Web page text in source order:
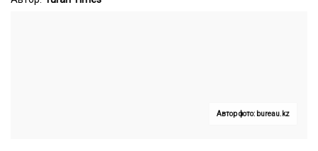
Автор фото: bureau.kz